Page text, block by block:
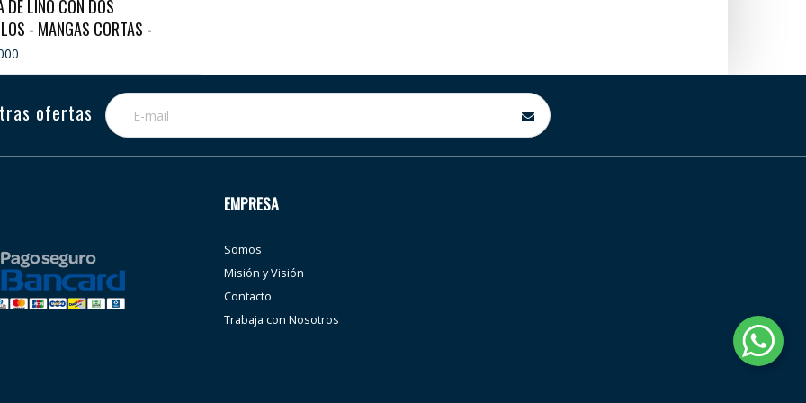
DE LINO CON DOS
- MANGAS CORTAS -
ofertas
EMPRESA
Somos
Misión y Visión
Contacto
Trabaja con Nosotros